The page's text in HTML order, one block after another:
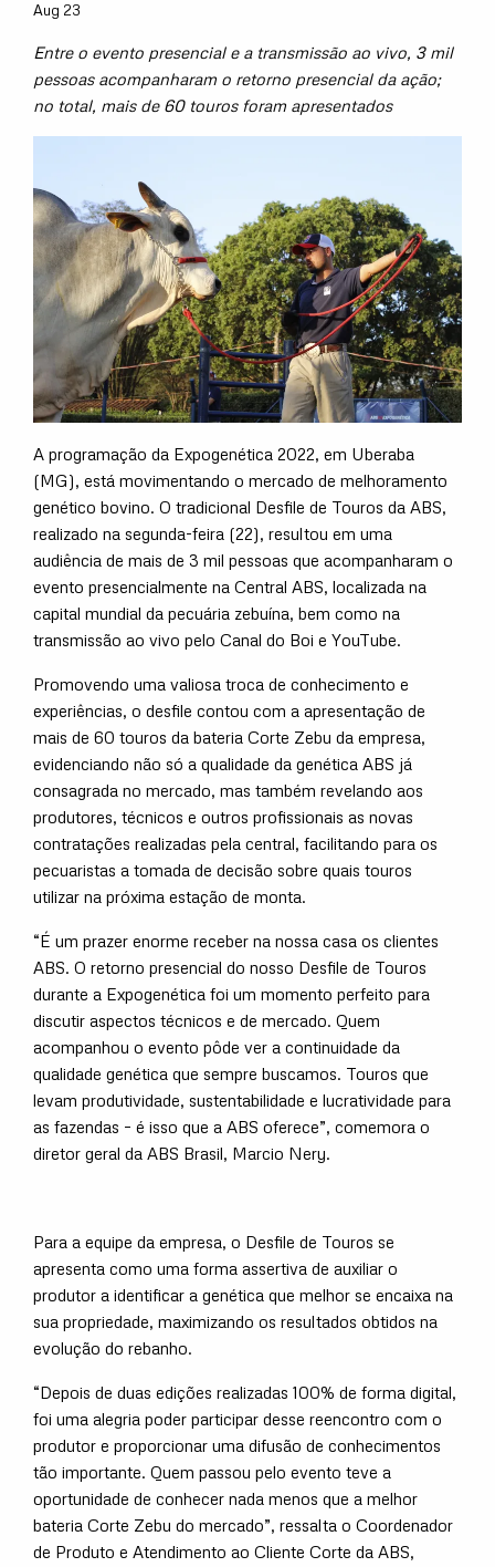
Aug 23
Entre o evento presencial e a transmissão ao vivo, 3 mil
pessoas acompanharam o retorno presencial da ação;
no total, mais de 60 touros foram apresentados
A programação da Expogenética 2022, em Uberaba
(MG), está movimentando o mercado de melhoramento
genético bovino. O tradicional Desfile de Touros da ABS,
realizado na segunda-feira (22), resultou em uma
audiência de mais de 3 mil pessoas que acompanharam o
evento presencialmente na Central ABS, localizada na
capital mundial da pecuária zebuína, bem como na
transmissão ao vivo pelo Canal do Boi e YouTube.
Promovendo uma valiosa troca de conhecimento e
experiências, o desfile contou com a apresentação de
mais de 60 touros da bateria Corte Zebu da empresa,
evidenciando não só a qualidade da genética ABS já
consagrada no mercado, mas também revelando aos
produtores, técnicos e outros profissionais as novas
contratações realizadas pela central, facilitando para os
pecuaristas a tomada de decisão sobre quais touros
utilizar na próxima estação de monta.
“É um prazer enorme receber na nossa casa os clientes
ABS. O retorno presencial do nosso Desfile de Touros
durante a Expogenética foi um momento perfeito para
discutir aspectos técnicos e de mercado. Quem
acompanhou o evento pôde ver a continuidade da
qualidade genética que sempre buscamos. Touros que
levam produtividade, sustentabilidade e lucratividade para
as fazendas – é isso que a ABS oferece”, comemora o
diretor geral da ABS Brasil, Marcio Nery.
Para a equipe da empresa, o Desfile de Touros se
apresenta como uma forma assertiva de auxiliar o
produtor a identificar a genética que melhor se encaixa na
sua propriedade, maximizando os resultados obtidos na
evolução do rebanho.
“Depois de duas edições realizadas 100% de forma digital,
foi uma alegria poder participar desse reencontro com o
produtor e proporcionar uma difusão de conhecimentos
tão importante. Quem passou pelo evento teve a
oportunidade de conhecer nada menos que a melhor
bateria Corte Zebu do mercado”, ressalta o Coordenador
de Produto e Atendimento ao Cliente Corte da ABS,